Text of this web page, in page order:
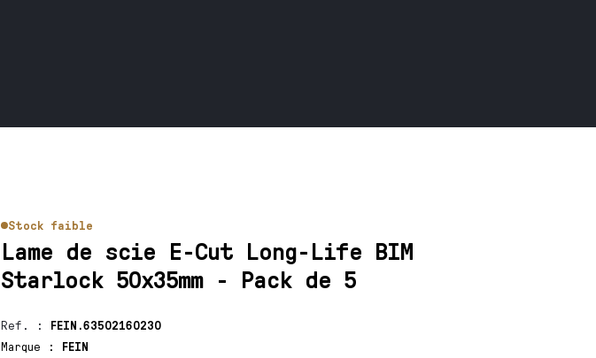
Stock faible
Lame de scie E-Cut Long-Life BIM
Starlock 50x35mm - Pack de 5
Ref. : FEIN.63502160230
Marque
:
FEIN